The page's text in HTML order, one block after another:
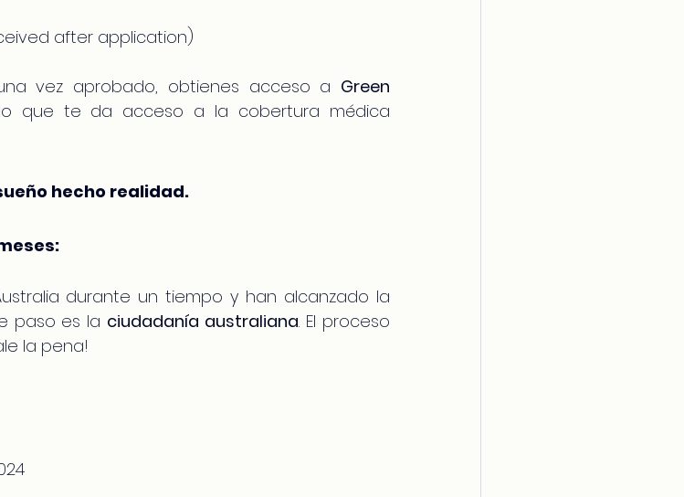
after application)
vez aprobado, obtienes acceso a Green
que te da acceso a la cobertura médica
hecho realidad.
durante un tiempo y han alcanzado la
paso es la ciudadanía australiana. El proceso
la pena!